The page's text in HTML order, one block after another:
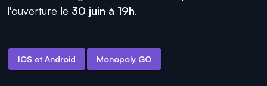
l'ouverture le 30 juin à 19h.
IOS et Android Monopoly GO